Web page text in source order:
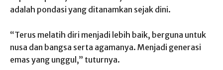
adalah pondasi yang ditanamkan sejak dini.
“Terus melatih diri menjadi lebih baik, berguna untuk
nusa dan bangsa serta agamanya. Menjadi generasi
emas yang unggul,” tuturnya.